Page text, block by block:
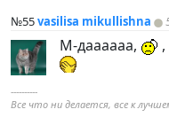
№55vasilisa mikullishna
М-даааааа,
----------
Все что ни делается, все к